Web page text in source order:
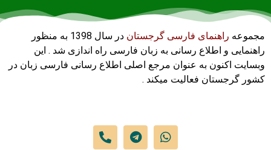
مجموعه راهنمای فارسی گرجستان
در سال 1398 به منظور
راهنمایی و اطلاع رسانی به زبان فارسی راه اندازی شد . این
وبسایت اکنون به عنوان مرجع اصلی اطلاع رسانی فارسی زبان در
کشور گرجستان فعالیت میکند .